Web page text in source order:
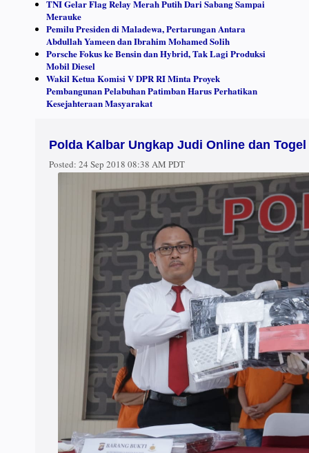
TNI Gelar Flag Relay Merah Putih Dari Sabang Sampai
Merauke
Pemilu Presiden di Maladewa, Pertarungan Antara
Abdullah Yameen dan Ibrahim Mohamed Solih
Porsche Fokus ke Bensin dan Hybrid, Tak Lagi Produksi
Mobil Diesel
Wakil Ketua Komisi V DPR RI Minta Proyek
Pembangunan Pelabuhan Patimban Harus Perhatikan
Kesejahteraan Masyarakat
Polda Kalbar Ungkap Judi Online dan
Posted: 24 Sep 2018 08:38 AM PDT